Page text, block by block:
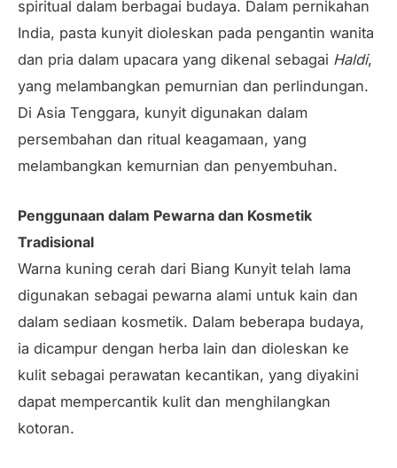
spiritual dalam berbagai budaya. Dalam pernikahan
India, pasta kunyit dioleskan pada pengantin wanita
dan pria dalam upacara yang dikenal sebagai Haldi,
yang melambangkan pemurnian dan perlindungan.
Di Asia Tenggara, kunyit digunakan dalam
persembahan dan ritual keagamaan, yang
melambangkan kemurnian dan penyembuhan.
Penggunaan dalam Pewarna dan Kosmetik
Tradisional
Warna kuning cerah dari Biang Kunyit telah lama
digunakan sebagai pewarna alami untuk kain dan
dalam sediaan kosmetik. Dalam beberapa budaya,
ia dicampur dengan herba lain dan dioleskan ke
kulit sebagai perawatan kecantikan, yang diyakini
dapat mempercantik kulit dan menghilangkan
kotoran.